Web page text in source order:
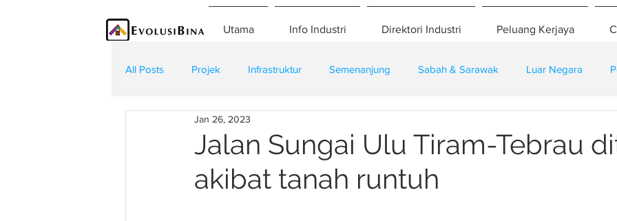
Utama Info Industri Direktori Industri Peluang Kerjaya
All Posts Projek Infrastruktur Semenanjung Sabah & Sarawak Luar Negara
Teknologi Kontraktor
Jalan Sungai Ulu Tiram-Tebrau
akibat tanah runtuh
Jan 26, 2023